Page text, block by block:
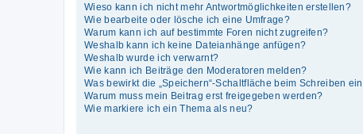
Wieso kann ich nicht mehr Antwortmöglichkeiten erstellen?
Wie bearbeite oder lösche ich eine Umfrage?
Warum kann ich auf bestimmte Foren nicht zugreifen?
Weshalb kann ich keine Dateianhänge anfügen?
Weshalb wurde ich verwarnt?
Wie kann ich Beiträge den Moderatoren melden?
Was bewirkt die „Speichern“-Schaltfläche beim Schreiben
Warum muss mein Beitrag erst freigegeben werden?
Wie markiere ich ein Thema als neu?